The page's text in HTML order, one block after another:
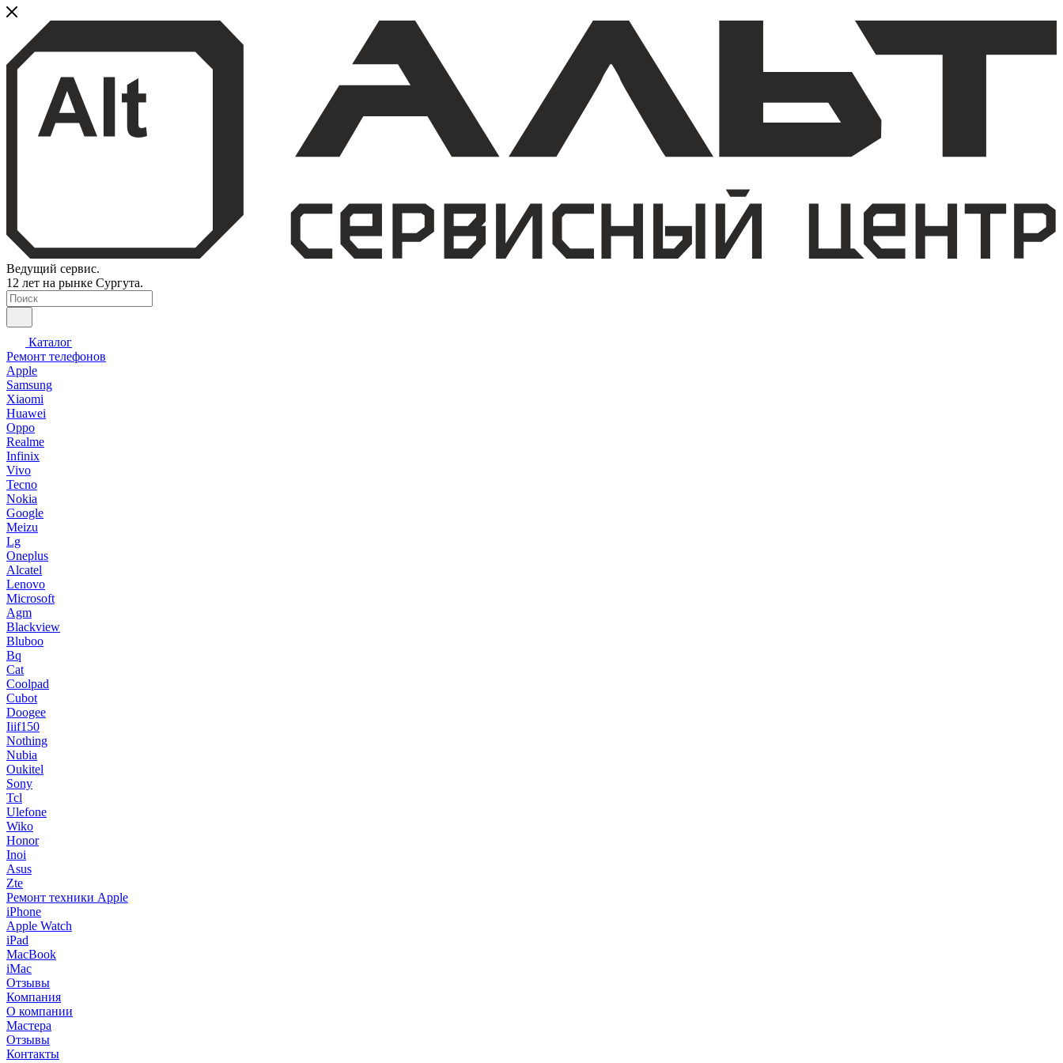
Ведущий сервис.
12 лет на рынке Сургута.
Каталог
Ремонт телефонов
Apple
Samsung
Xiaomi
Huawei
Oppo
Realme
Infinix
Vivo
Tecno
Nokia
Google
Meizu
Lg
Oneplus
Alcatel
Lenovo
Microsoft
Agm
Blackview
Bluboo
Bq
Cat
Coolpad
Cubot
Doogee
Iiif150
Nothing
Nubia
Oukitel
Sony
Tcl
Ulefone
Wiko
Honor
Inoi
Asus
Zte
Ремонт техники Apple
iPhone
Apple Watch
iPad
MacBook
iMac
Отзывы
Компания
О компании
Мастера
Отзывы
Контакты